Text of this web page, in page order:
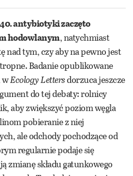
antybiotyki zaczęto
hodowlanym, natychmiast
nad tym, czy aby na pewno jest
Badanie opublikowane
wEcology Lettersdorzuca jeszcze
do tej debaty: rolnicy
aby zwiększyć poziom węgla
pobieranie z niej
ale odchody pochodzące od
regularnie podaje się
zmianę składu gatunkowego